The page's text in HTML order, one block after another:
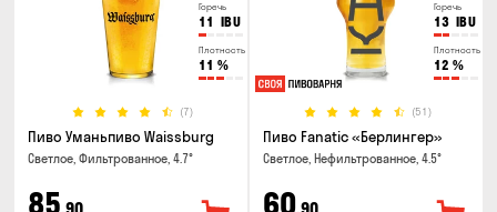
Горечь
11 IBU
Плотность
11 %
(7)
Пиво Уманьпиво Waissburg
Светлое, Фильтрованное, 4.7°
85
Горечь
13 IBU
Плотность
12 %
(51)
Пиво Fanatic «Берлингер»
Светлое, Нефильтрованное, 4.5°
60